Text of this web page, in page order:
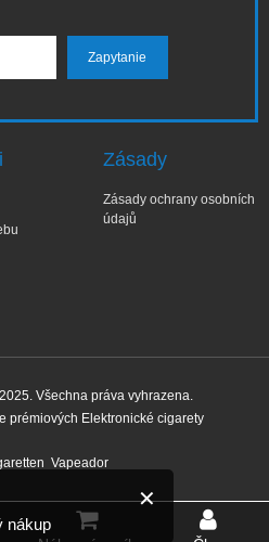
Zásady
Zásady ochrany osobních
údajů
Všechna práva vyhrazena.
prémiových Elektronické cigarety
Vapeador
✕
Před 1 hodinou